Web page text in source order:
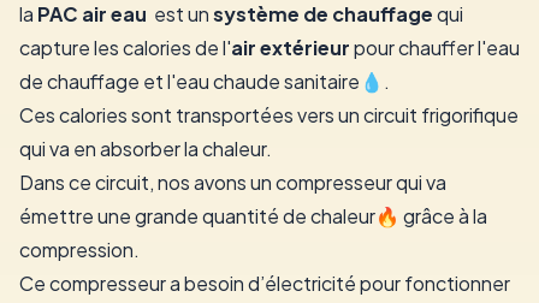
la PAC air eau est unsystème de chauffagequi
capture les calories de l'air extérieurpour chauffer l'eau
de chauffage et l'eau chaude sanitaire💧.
Ces calories sont transportées vers un circuit frigorifique
qui va en absorber la chaleur.
Dans ce circuit, nos avons un compresseur qui va
émettre une grande quantité de chaleur🔥 grâce à la
compression.
Ce compresseur a besoin d’électricité pour fonctionner